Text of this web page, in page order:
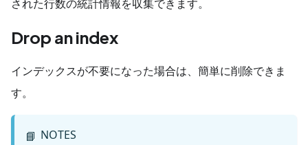
された行数の統計情報を収集できます。
Drop an index
インデックスが不要になった場合は、簡単に削除できま
す。
📘 NOTES